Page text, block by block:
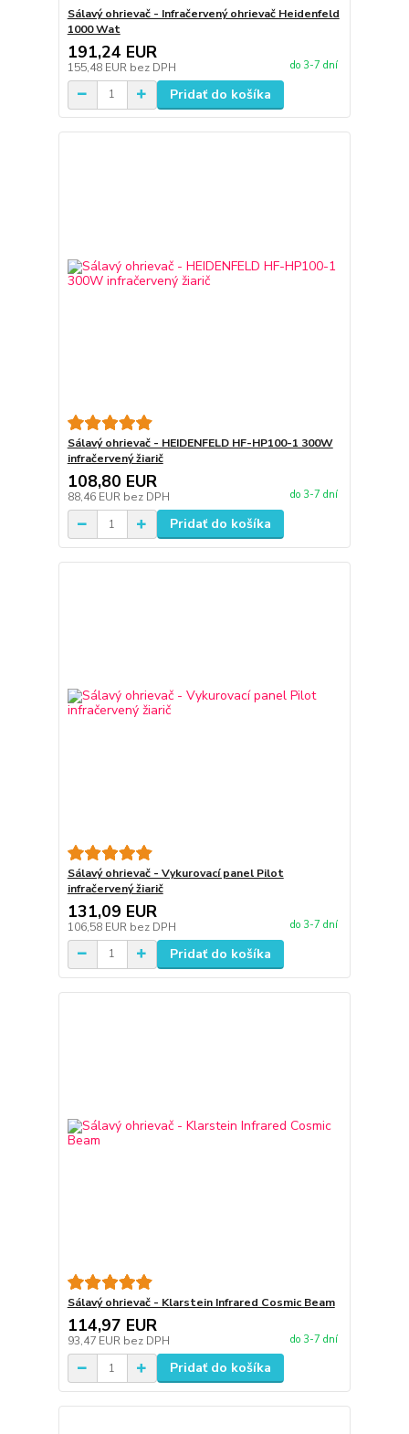
Sálavý ohrievač - Infračervený ohrievač Heidenfeld
1000 Wat
191,24 EUR
155,48 EUR bez DPH do 3-7 dní
Pridať do košíka
Sálavý ohrievač - HEIDENFELD HF-HP100-1 300W
infračervený žiarič
108,80 EUR
88,46 EUR bez DPH do 3-7 dní
Pridať do košíka
Sálavý ohrievač - Vykurovací panel Pilot
infračervený žiarič
131,09 EUR
106,58 EUR bez DPH do 3-7 dní
Pridať do košíka
Sálavý ohrievač - Klarstein Infrared Cosmic Beam
114,97 EUR
93,47 EUR bez DPH do 3-7 dní
Pridať do košíka